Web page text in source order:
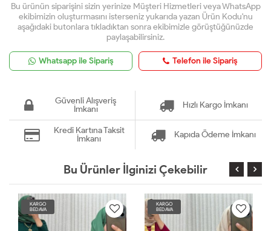
Bu ürünün siparişini sizin yerinize Müşteri Hizmetleri veya WhatsApp
ekibimizin oluşturmasını isterseniz yukarıda yazan Ürün Kodu'nu
aşağıdaki butonlara tıkladıktan sonra ekibimizle görüştüğünüzde
paylaşabilirsiniz.
Whatsapp ile Sipariş Telefon ile Sipariş
Güvenli Alışveriş
İmkanı
Hızlı Kargo İmkanı
Kredi Kartına Taksit
İmkanı
Kapıda Ödeme İmkanı
Bu Ürünler İlginizi Çekebilir
KARGO
BEDAVA
KARGO
BEDAVA